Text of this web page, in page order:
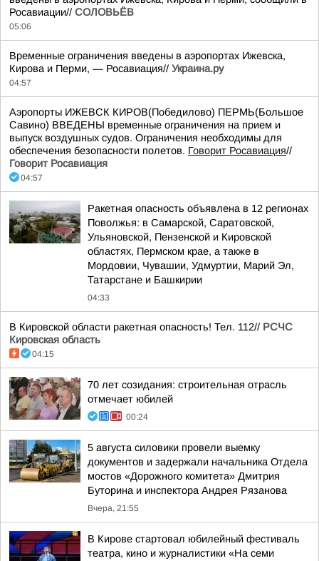
Росавиации// СОЛОВЬЁВ
05:06
Временные ограничения введены в аэропортах Ижевска,
Кирова и Перми, — Росавиация// Украина.ру
04:57
Аэропорты ИЖЕВСК КИРОВ(Победилово) ПЕРМЬ(Большое
Савино) ВВЕДЕНЫ временные ограничения на прием и
выпуск воздушных судов. Ограничения необходимы для
обеспечения безопасности полетов. Говорит Росавиация//
Говорит Росавиация
04:57
Ракетная опасность объявлена в 12 регионах
Поволжья: в Самарской, Саратовской,
Ульяновской, Пензенской и Кировской
областях, Пермском крае, а также в
Мордовии, Чувашии, Удмуртии, Марий Эл,
Татарстане и Башкирии
04:33
В Кировской области ракетная опасность! Тел. 112// РСЧС
Кировская область
04:15
70 лет созидания: строительная отрасль
отмечает юбилей
00:24
5 августа силовики провели выемку
документов и задержали начальника Отдела
мостов «Дорожного комитета» Дмитрия
Буторина и инспектора Андрея Рязанова
Вчера, 21:55
В Кирове стартовал юбилейный фестиваль
театра, кино и журналистики «На семи